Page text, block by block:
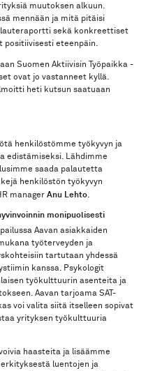
muutoksen alkuun.
mennään ja mitä pitäisi
sekä konkreettiset
eteenpäin.
Suomen Aktiivisin Työpaikka -
ovat jo vastanneet kyllä.
heti kutsun saatuaan
henkilöstömme työkyvyn ja
edistämiseksi. Lähdimme
saada palautetta
henkilöstön työkyvyn
manager Anu Lehto.
monipuolisesti
Aavan asiakkaiden
työterveyden ja
tartutaan yhdessä
kanssa. Psykologit
työkulttuurin asenteita ja
Aavan tarjoama SAT-
voi valita siitä itselleen sopivat
yrityksen työkulttuuria
haasteita ja lisäämme
luentojen ja